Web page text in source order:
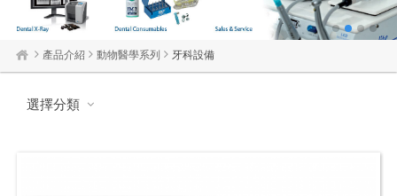
1 2 3 4
產品介紹 動物醫學系列 牙科設備
選擇分類